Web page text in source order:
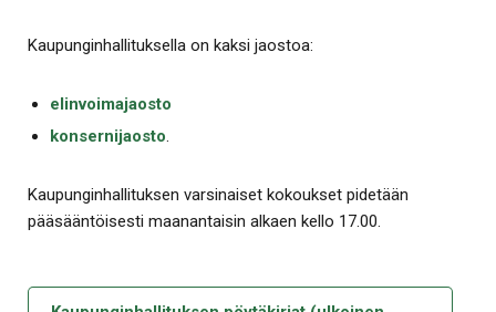
Kaupunginhallituksella on kaksi jaostoa:
elinvoimajaosto
konsernijaosto.
Kaupunginhallituksen varsinaiset kokoukset pidetään
pääsääntöisesti maanantaisin alkaen kello 17.00.